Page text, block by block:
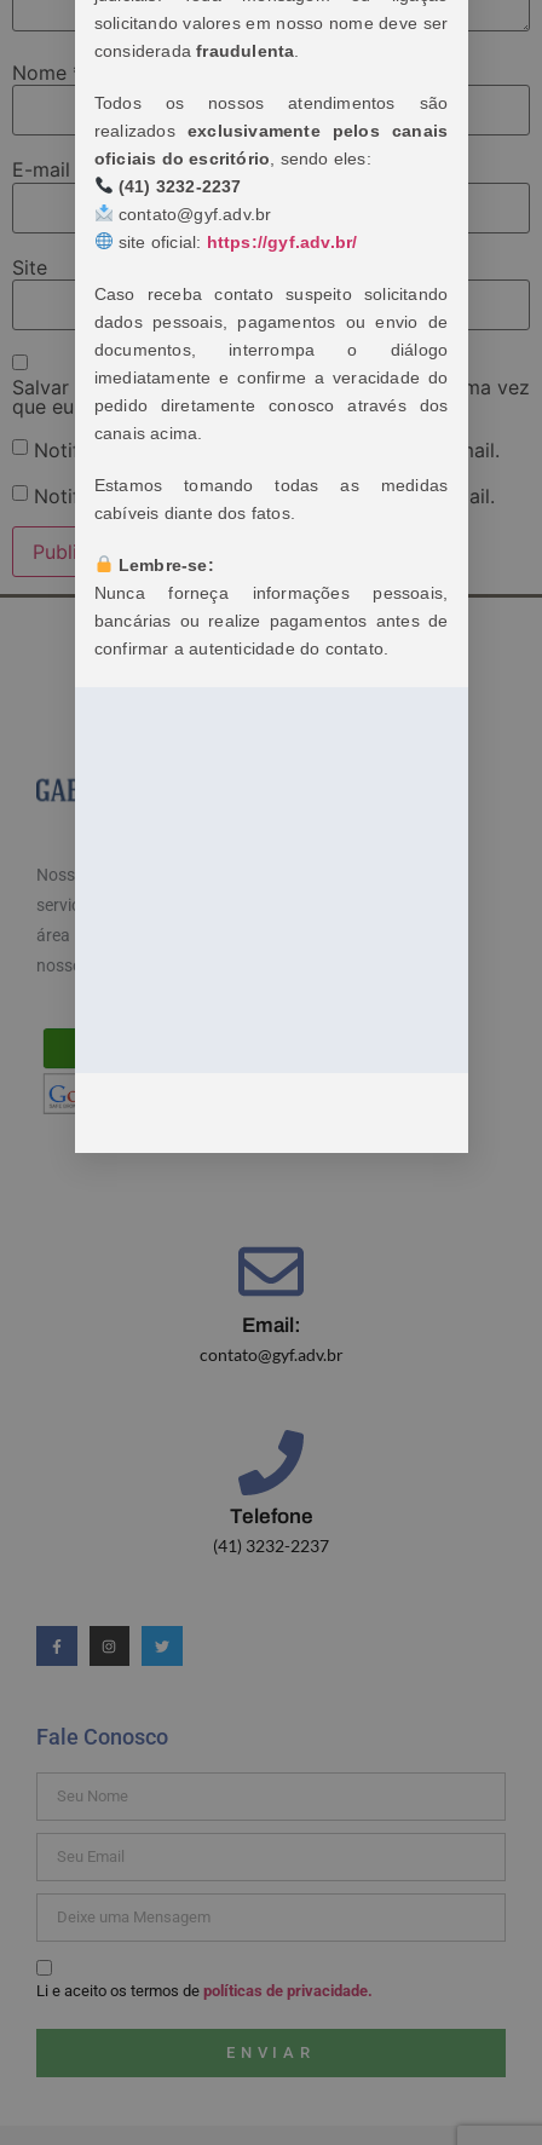
Nome *
E-mail
Site
Salvar meus dados neste navegador para a próxima vez
que eu comentar.
Notifique-me sobre novos comentários por e-mail.
Notifique-me sobre novas publicações por e-mail.
Nosso objetivo é cuidar dos seus direitos e oferecemos
serviços especializados e diferenciados atendendo a
área trabalhista do direito. Por isso, disponibilizamos
nossos serviços de maneira fácil e acessível.
Email:
contato@gyf.adv.br
Telefone
(41) 3232-2237
Fale Conosco
Li e aceito os termos de políticas de privacidade.
ENVIAR
solicitando valores em nosso nome deve ser
consideradafraudulenta
Todos os nossos atendimentos são
realizados exclusivamente pelos canais
oficiais do escritório , sendo eles:
(41) 3232-2237
contato@gyf.adv.br
site oficial: https://gyf.adv.br/
Caso receba contato suspeito solicitando
dados pessoais, pagamentos ou envio de
documentos, interrompa o diálogo
imediatamente e confirme a veracidade do
pedido diretamente conosco através dos
canais acima.
Estamos tomando todas as medidas
cabíveis diante dos fatos.
Lembre-se:
Nunca forneça informações pessoais,
bancárias ou realize pagamentos antes de
confirmar a autenticidade do contato.